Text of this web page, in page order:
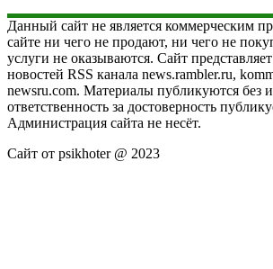
Данный сайт не является коммерческим
сайте ни чего не продают, ни чего не
услуги не оказываются. Сайт
новостей RSS канала news.rambler.ru,
newsru.com. Материалы публикуются без
ответственность за достоверность
Администрация сайта не несёт.
Сайт от psikhoter @ 2023